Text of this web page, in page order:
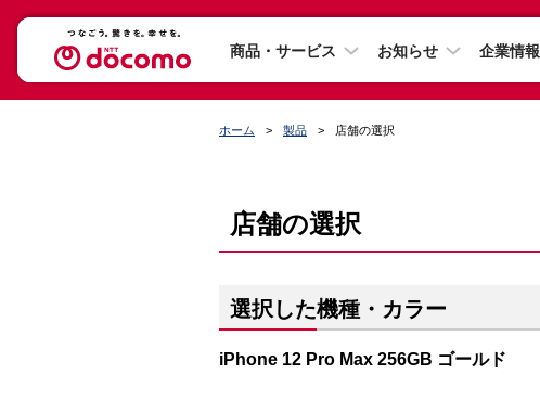
商品・サービス お知らせ 企業情報
ホーム 製品 店舗の選択
店舗の選択
選択した機種・カラー
iPhone 12 Pro Max 256GB ゴールド